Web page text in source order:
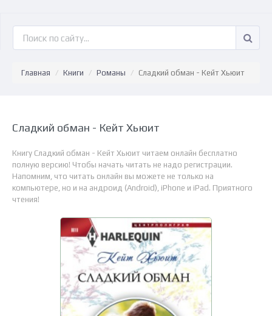
Главная Книги Романы Сладкий обман - Кейт Хьюит
Сладкий обман - Кейт Хьюит
Книгу Сладкий обман - Кейт Хьюит читаем онлайн бесплатно
полную версию! Чтобы начать читать не надо регистрации.
Напомним, что читать онлайн вы можете не только на
компьютере, но и на андроид (Android), iPhone и iPad. Приятного
чтения!